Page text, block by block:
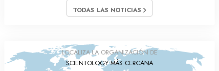
TODAS LAS NOTICIAS
LOCALIZA LA ORGANIZACIÓN DE
SCIENTOLOGY MÁS CERCANA